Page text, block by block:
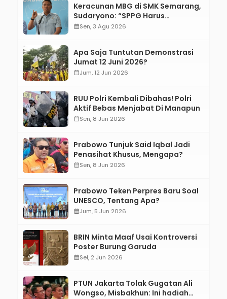
Keracunan MBG di SMK Semarang,
Sudaryono: “SPPG Harus
Bertanggung Jawab!”
calendar_monthSen, 3 Agu 2026
Apa Saja Tuntutan Demonstrasi
Jumat 12 Juni 2026?
calendar_monthJum, 12 Jun 2026
RUU Polri Kembali Dibahas! Polri
Aktif Bebas Menjabat Di Manapun
calendar_monthSen, 8 Jun 2026
Prabowo Tunjuk Said Iqbal Jadi
Penasihat Khusus, Mengapa?
calendar_monthSen, 8 Jun 2026
Prabowo Teken Perpres Baru Soal
UNESCO, Tentang Apa?
calendar_monthJum, 5 Jun 2026
BRIN Minta Maaf Usai Kontroversi
Poster Burung Garuda
calendar_monthSel, 2 Jun 2026
PTUN Jakarta Tolak Gugatan Ali
Wongso, Misbakhun: Ini hadiah